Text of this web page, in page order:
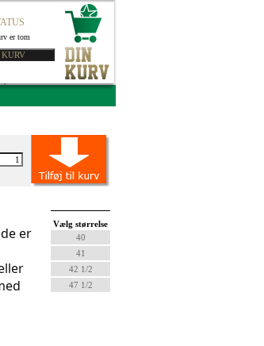
er tom
er
Vælg størrelse
40
41
42 1/2
47 1/2